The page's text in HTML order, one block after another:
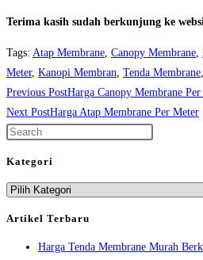
Terima kasih sudah berkunjung ke
Tags: Atap Membrane, Canopy Membrane,
Meter, Kanopi Membran, Tenda Membrane,
Read
more
articles
Previous PostHarga Canopy Membrane
Next PostHarga Atap Membrane Per Meter
panel.
Kategori
Kategori
Artikel Terbaru
Harga Tenda Membrane Murah